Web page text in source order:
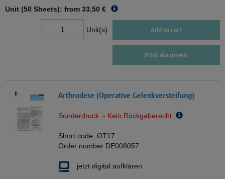
Unit (50 Sheets): from 33,50 €
Unit(s) Add to cart
Print document
Arthrodese (Operative Gelenkversteifung)
Sonderdruck - Kein Rückgaberecht
Short code OT17
Order number DE008057
jetzt digital aufklären